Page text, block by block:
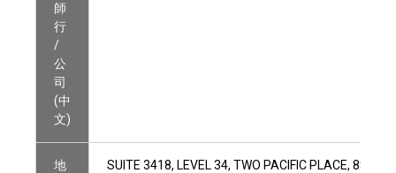
師
行
/
公
司
(中
文)
地
SUITE 3418, LEVEL 34, TWO PACIFIC PLACE, 88